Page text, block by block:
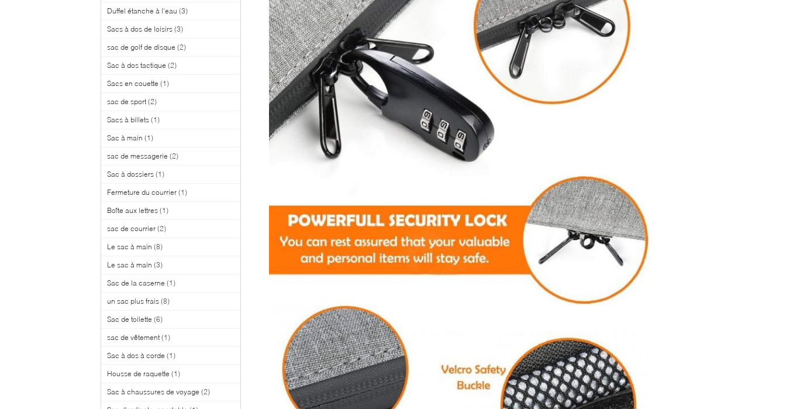
Duffel étanche à l'eau (3)
Sacs à dos de loisirs (3)
sac de golf de disque (2)
Sac à dos tactique (2)
Sacs en couette (1)
sac de sport (2)
Sacs à billets (1)
Sac à main (1)
sac de messagerie (2)
Sac à dossiers (1)
Fermeture du courrier (1)
Boîte aux lettres (1)
sac de courrier (2)
Le sac à main (8)
Le sac à main (3)
Sac de la caserne (1)
un sac plus frais (8)
Sac de toilette (6)
sac de vêtement (1)
Sac à dos à corde (1)
Housse de raquette (1)
Sac à chaussures de voyage (2)